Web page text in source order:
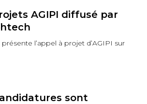
AGIPI diffusé par
l’appel à projet d’AGIPI sur
sont